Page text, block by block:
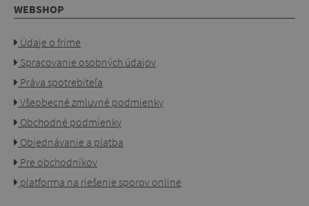
WEBSHOP
Údaje o frime
Spracovanie osobných údajov
Práva spotrebiteľa
Všeobecné zmluvné podmienky
Obchodné podmienky
Objednávanie a platba
Pre obchodníkov
platforma na riešenie sporov online